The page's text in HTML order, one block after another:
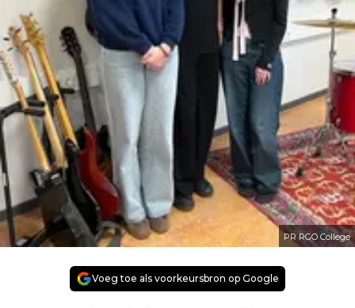
PR RGO College
Voeg toe als voorkeursbron op Google